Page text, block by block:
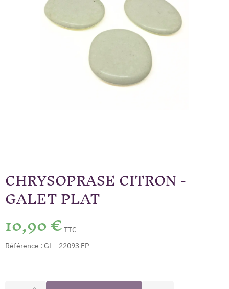
CHRYSOPRASE CITRON -
GALET PLAT
10,90 € TTC
Référence : GL - 22093 FP